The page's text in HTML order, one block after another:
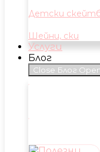
Детски
Шейни, ски
Услуги
Блог
Close Блог